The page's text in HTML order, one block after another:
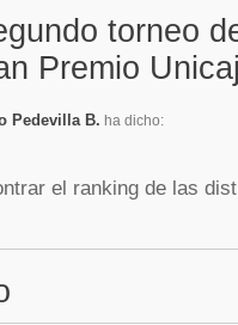
torneo
Premio
Pedevilla B. ha dicho:
el ranking de las